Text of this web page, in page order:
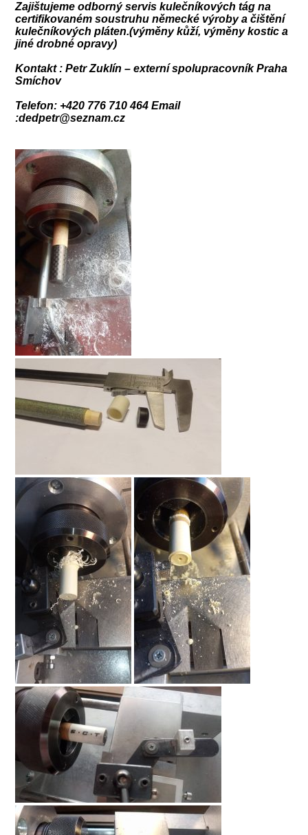
Zajištujeme odborný servis kulečníkových tág na
certifikovaném soustruhu německé výroby a čištění
kulečníkových pláten.(výměny kůží, výměny kostic a
jiné drobné opravy)
Kontakt :Petr Zuklín – externí spolupracovník Praha
Smíchov
Telefon: +420 776 710 464Email
:dedpetr@seznam.cz